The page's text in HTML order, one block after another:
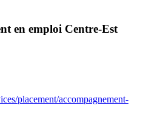
en emploi Centre-Est
placement/accompagnement-